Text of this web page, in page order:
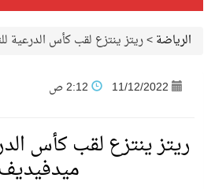
الرياضة>ريتز ينتزع لقب كأس
11/12/2022
ريتز ينتزع لقب كأس
ميدفيديف